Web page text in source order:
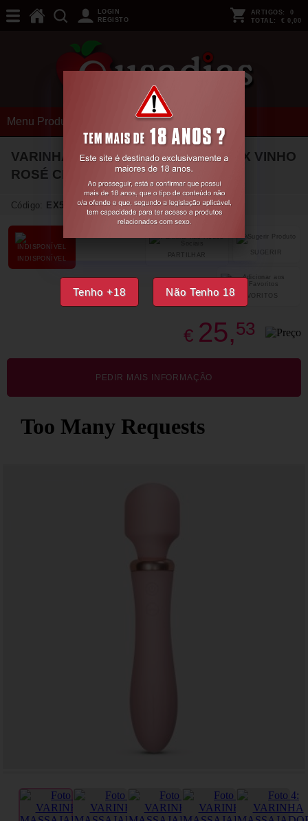
Tenho +18 Não Tenho 18
LOGIN
REGISTO
ARTIGOS: 0
TOTAL: € 0,00
Menu Produtos
VARINHA MASSAJADORA DUAL JINX VINHO
ROSÉ CRUSHIOUS
Código: EX50580
INDISPONÍVEL
SUGERIR
PARTILHAR
FAVORITOS
€ 25,53
PEDIR MAIS INFORMAÇÃO